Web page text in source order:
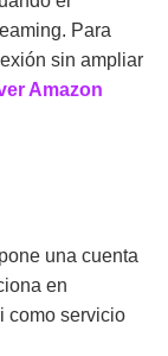
Para
sin ampliar
Amazon
una cuenta
en
como servicio